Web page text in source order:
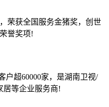
荣获全国服务金猪奖，创世
誉奖项!
户超60000家，是湖南卫视/
居等企业服务商!